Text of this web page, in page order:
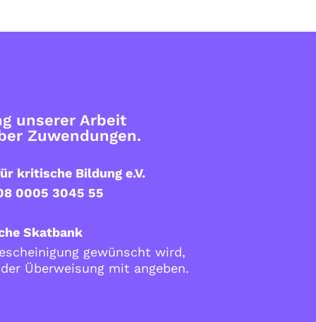
unserer Arbeit
Zuwendungen.
kritische Bildung e.V.
0005 3045 55
Skatbank
gewünscht wird,
Überweisung mit angeben.